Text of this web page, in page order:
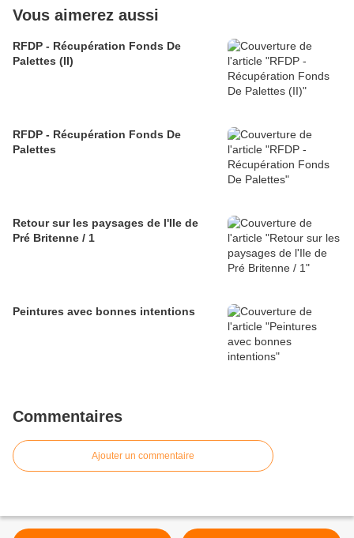
Vous aimerez aussi
RFDP - Récupération Fonds De
Palettes (II)
RFDP - Récupération Fonds De
Palettes
Retour sur les paysages de l'Ile de
Pré Britenne / 1
Peintures avec bonnes intentions
Commentaires
Ajouter un commentaire